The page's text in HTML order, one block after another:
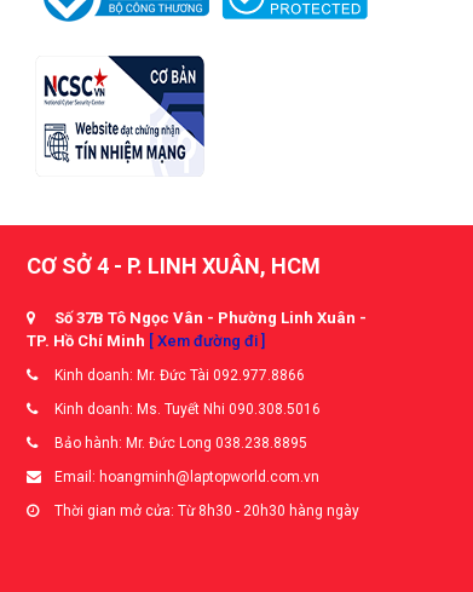
CƠ SỞ 4 - P. LINH XUÂN, HCM
Số 37B Tô Ngọc Vân - Phường Linh Xuân -
TP. Hồ Chí Minh [ Xem đường đi ]
Kinh doanh: Mr. Đức Tài 092.977.8866
Kinh doanh: Ms. Tuyết Nhi 090.308.5016
Bảo hành: Mr. Đức Long 038.238.8895
Email: hoangminh@laptopworld.com.vn
Thời gian mở cửa: Từ 8h30 - 20h30 hàng ngày